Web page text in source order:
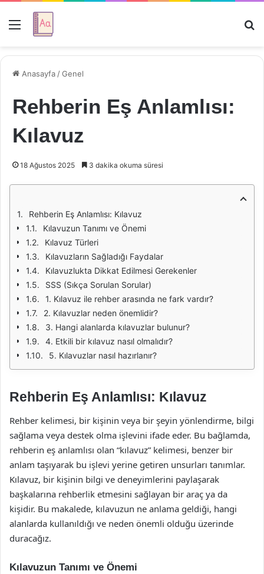
Menü
Anasayfa /Genel
Rehberin Eş Anlamlısı:
Kılavuz
18 Ağustos 2025 3 dakika okuma süresi
Rehberin Eş Anlamlısı: Kılavuz
Kılavuzun Tanımı ve Önemi
Kılavuz Türleri
Kılavuzların Sağladığı Faydalar
Kılavuzlukta Dikkat Edilmesi Gerekenler
SSS (Sıkça Sorulan Sorular)
1. Kılavuz ile rehber arasında ne fark vardır?
2. Kılavuzlar neden önemlidir?
3. Hangi alanlarda kılavuzlar bulunur?
4. Etkili bir kılavuz nasıl olmalıdır?
5. Kılavuzlar nasıl hazırlanır?
Rehberin Eş Anlamlısı: Kılavuz
Rehber kelimesi, bir kişinin veya bir şeyin yönlendirme, bilgi
sağlama veya destek olma işlevini ifade eder. Bu bağlamda,
rehberin eş anlamlısı olan “kılavuz” kelimesi, benzer bir
anlam taşıyarak bu işlevi yerine getiren unsurları tanımlar.
Kılavuz, bir kişinin bilgi ve deneyimlerini paylaşarak
başkalarına rehberlik etmesini sağlayan bir araç ya da
kişidir. Bu makalede, kılavuzun ne anlama geldiği, hangi
alanlarda kullanıldığı ve neden önemli olduğu üzerinde
duracağız.
Kılavuzun Tanımı ve Önemi